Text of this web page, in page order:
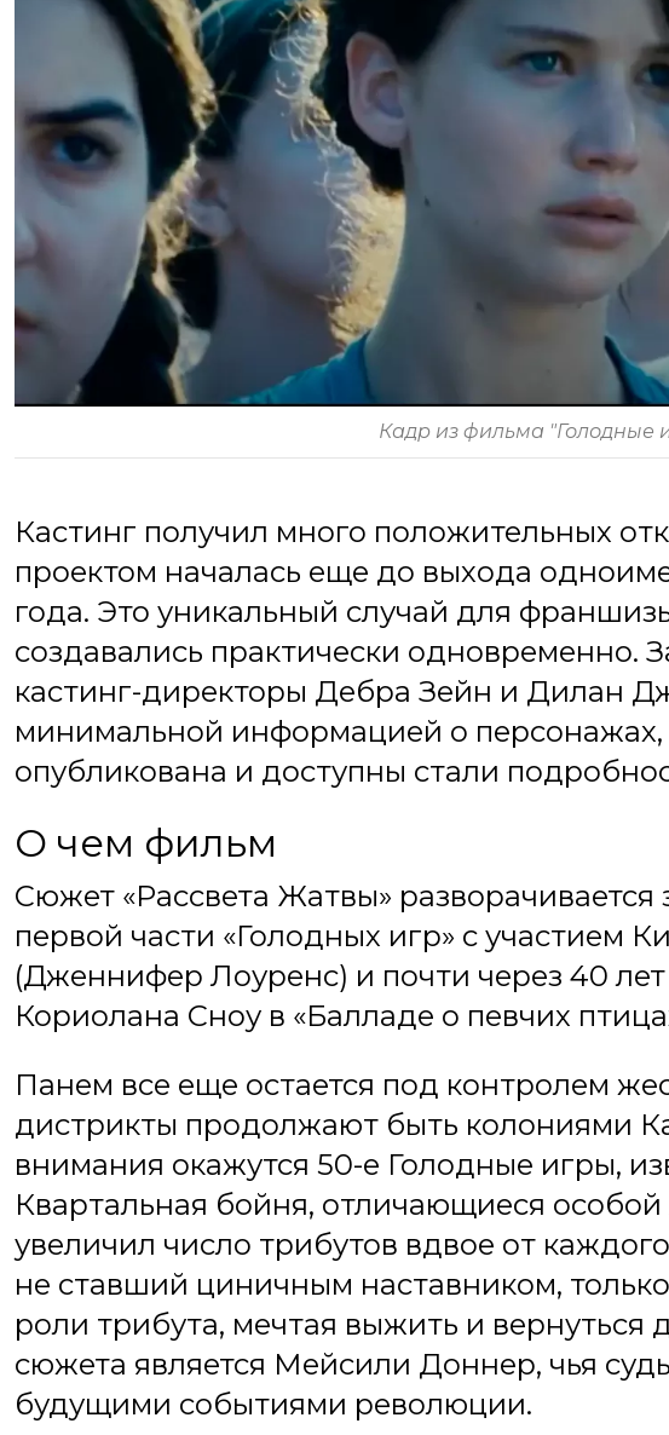
Кадр из фильма "Голодные
Кастинг получил много положительных
проектом началась еще до выхода
года. Это уникальный случай для
создавались практически одновременно.
кастинг-директоры Дебра Зейн и Дилан
минимальной информацией о
опубликована и доступны стали
О чем фильм
Сюжет «Рассвета Жатвы» разворачивается
первой части «Голодных игр» с участием
(Дженнифер Лоуренс) и почти через 40
Кориолана Сноу в «Балладе о певчих
Панем все еще остается под контролем
дистрикты продолжают быть колониями
внимания окажутся 50-е Голодные игры,
Квартальная бойня, отличающиеся
увеличил число трибутов вдвое от
не ставший циничным наставником,
роли трибута, мечтая выжить и
сюжета является Мейсили Доннер, чья
будущими событиями революции.